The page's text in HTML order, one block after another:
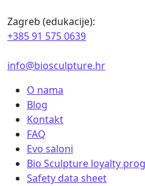
Zagreb (edukacije):
+385 91 575 0639
info@biosculpture.hr
O nama
Blog
Kontakt
FAQ
Evo saloni
Bio Sculpture loyalty
Safety data sheet